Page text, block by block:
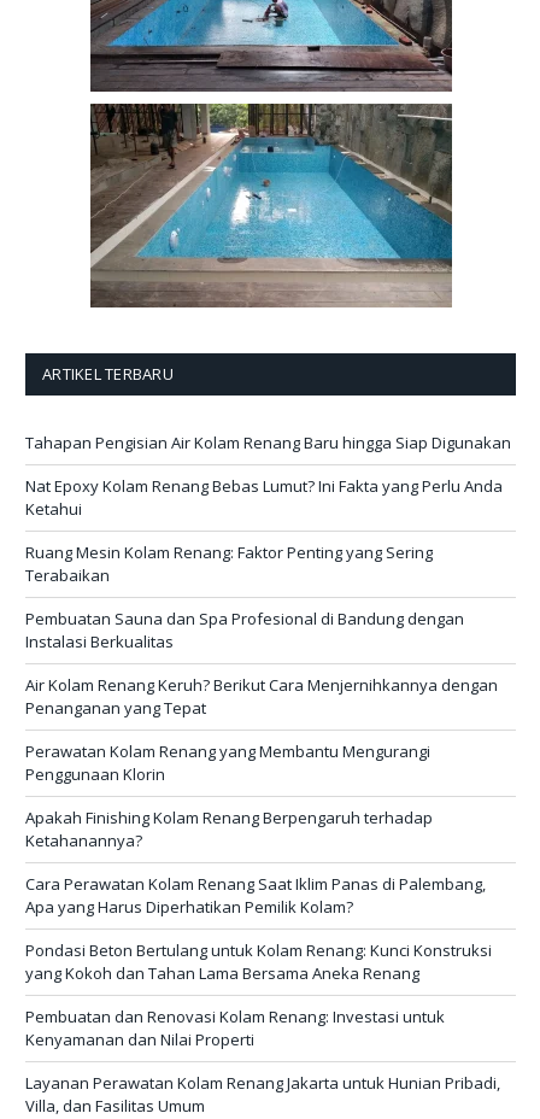
ARTIKEL TERBARU
Tahapan Pengisian Air Kolam Renang Baru hingga Siap Digunakan
Nat Epoxy Kolam Renang Bebas Lumut? Ini Fakta yang Perlu Anda
Ketahui
Ruang Mesin Kolam Renang: Faktor Penting yang Sering
Terabaikan
Pembuatan Sauna dan Spa Profesional di Bandung dengan
Instalasi Berkualitas
Air Kolam Renang Keruh? Berikut Cara Menjernihkannya dengan
Penanganan yang Tepat
Perawatan Kolam Renang yang Membantu Mengurangi
Penggunaan Klorin
Apakah Finishing Kolam Renang Berpengaruh terhadap
Ketahanannya?
Cara Perawatan Kolam Renang Saat Iklim Panas di Palembang,
Apa yang Harus Diperhatikan Pemilik Kolam?
Pondasi Beton Bertulang untuk Kolam Renang: Kunci Konstruksi
yang Kokoh dan Tahan Lama Bersama Aneka Renang
Pembuatan dan Renovasi Kolam Renang: Investasi untuk
Kenyamanan dan Nilai Properti
Layanan Perawatan Kolam Renang Jakarta untuk Hunian Pribadi,
Villa, dan Fasilitas Umum